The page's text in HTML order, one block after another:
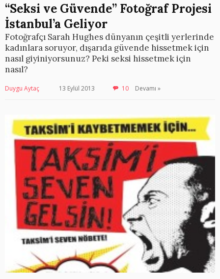
“Seksi ve Güvende” Fotoğraf Projesi
İstanbul’a Geliyor
Fotoğrafçı Sarah Hughes dünyanın çeşitli yerlerinde
kadınlara soruyor, dışarıda güvende hissetmek için
nasıl giyiniyorsunuz? Peki seksi hissetmek için
nasıl?
Duygu Aytaç 13 Eylül 2013 10 Devamı »